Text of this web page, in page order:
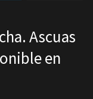
Ascuas
en